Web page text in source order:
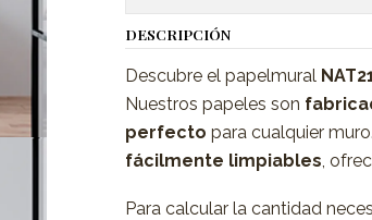
DESCRIPCIÓN
Descubre el papelmural
Nuestros papeles son
perfecto para cualquier
fácilmente limpiables,
Para calcular la cantidad